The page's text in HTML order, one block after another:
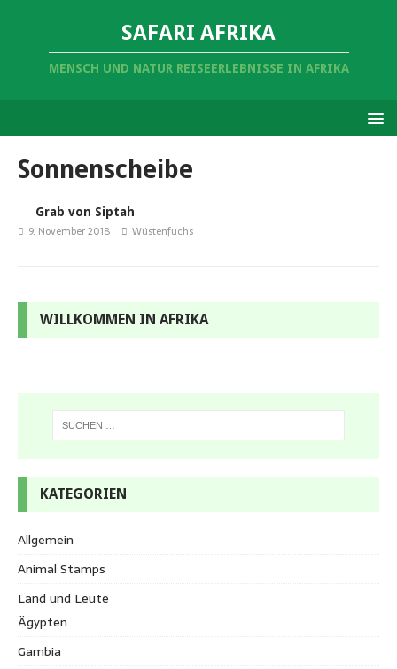
SAFARI AFRIKA
MENSCH UND NATUR REISEERLEBNISSE IN AFRIKA
Sonnenscheibe
Grab von Siptah
9. November 2018 Wüstenfuchs
WILLKOMMEN IN AFRIKA
KATEGORIEN
Allgemein
Animal Stamps
Land und Leute
Ägypten
Gambia